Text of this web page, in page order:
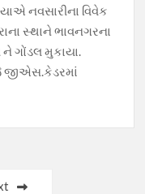
નવસારીના વિવેક
સ્થાને ભાવનગરના
ગોંડલ મુકાયા.
જીએસ.કેડરમાં